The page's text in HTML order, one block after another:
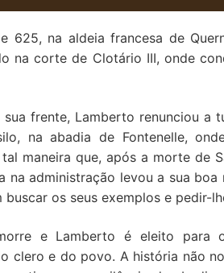
625, na aldeia francesa de
na corte de Clotário III, onde
frente, Lamberto renunciou a
na abadia de Fontenelle,
maneira que, após a morte de
na administração levou a sua
os seus exemplos e pedir-
e Lamberto é eleito para
clero e do povo. A história não